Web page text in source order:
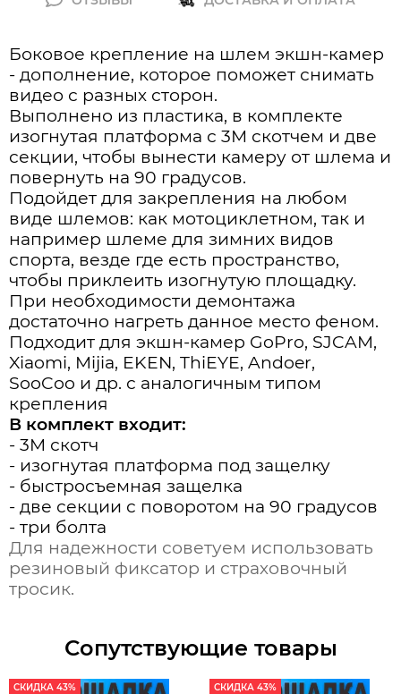
Боковое крепление на шлем экшн-камер
- дополнение, которое поможет снимать
видео с разных сторон.
Выполнено из пластика, в комплекте
изогнутая платформа с 3М скотчем и две
секции, чтобы вынести камеру от шлема и
повернуть на 90 градусов.
Подойдет для закрепления на любом
виде шлемов: как мотоциклетном, так и
например шлеме для зимних видов
спорта, везде где есть пространство,
чтобы приклеить изогнутую площадку.
При необходимости демонтажа
достаточно нагреть данное место феном.
Подходит для экшн-камер GoPro, SJCAM,
Xiaomi, Mijia, EKEN, ThiEYE, Andoer,
SooCoo и др. с аналогичным типом
крепления
В комплект входит:
- 3M скотч
- изогнутая платформа под защелку
- быстросъемная защелка
- две секции с поворотом на 90 градусов
- три болта
Для надежности советуем использовать
резиновый фиксатор и страховочный
тросик.
Сопутствующие товары
СКИДКА 43% СКИДКА 43%